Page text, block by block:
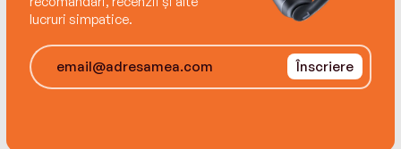
lucruri simpatice.
Înscriere